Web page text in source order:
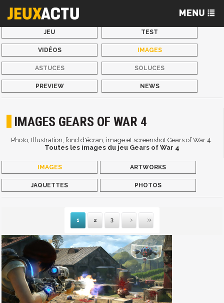
JEU TEST
VIDÉOS IMAGES
ASTUCES SOLUCES
PREVIEW NEWS
IMAGES GEARS OF WAR 4
Photo, Illustration, fond d'écran, image et screenshot Gears of War 4.
Toutes les images du jeu Gears of War 4
IMAGES ARTWORKS
JAQUETTES PHOTOS
1 2 3
Suivante
Dernière